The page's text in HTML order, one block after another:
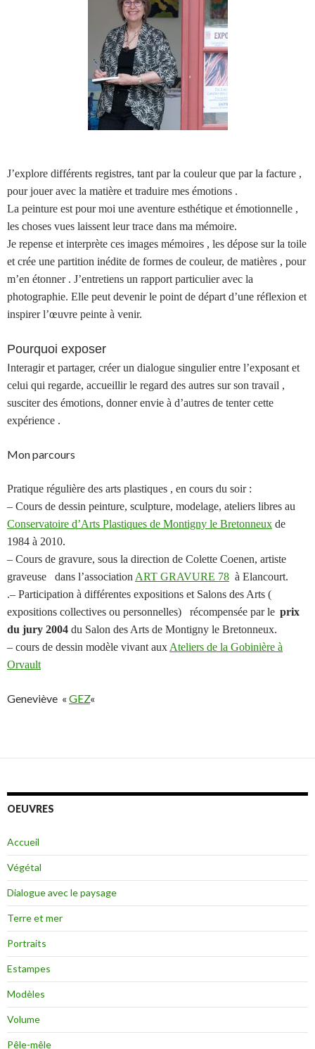
J’explore différents registres, tant par la couleur que par la facture ,
pour jouer avec la matière et traduire mes émotions .
La peinture est pour moi une aventure esthétique et émotionnelle ,
les choses vues laissent leur trace dans ma mémoire.
Je repense et interprète ces images mémoires , les dépose sur la toile
et crée une partition inédite de formes de couleur, de matières , pour
m’en étonner . J’entretiens un rapport particulier avec la
photographie. Elle peut devenir le point de départ d’une réflexion et
inspirer l’œuvre peinte à venir.
Pourquoi exposer
Interagir et partager, créer un dialogue singulier entre l’exposant et
celui qui regarde, accueillir le regard des autres sur son travail ,
susciter des émotions, donner envie à d’autres de tenter cette
expérience .
Mon parcours
Pratique régulière des arts plastiques , en cours du soir :
– Cours de dessin peinture, sculpture, modelage, ateliers libres au
Conservatoire d’Arts Plastiques de Montigny le Bretonneux de
1984 à 2010.
– Cours de gravure, sous la direction de Colette Coenen, artiste
graveuse dans l’association ART GRAVURE 78 à Elancourt.
.– Participation à différentes expositions et Salons des Arts (
expositions collectives ou personnelles) récompensée par le prix
du jury 2004 du Salon des Arts de Montigny le Bretonneux.
– cours de dessin modèle vivant aux Ateliers de la Gobinière à
Orvault
Geneviève « GEZ«
OEUVRES
Accueil
Végétal
Dialogue avec le paysage
Terre et mer
Portraits
Estampes
Modèles
Volume
Pêle-mêle